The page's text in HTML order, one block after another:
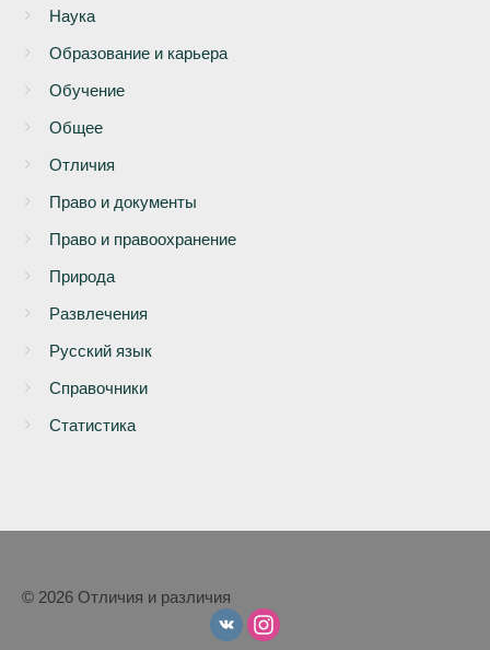
Наука
Образование и карьера
Обучение
Общее
Отличия
Право и документы
Право и правоохранение
Природа
Развлечения
Русский язык
Справочники
Статистика
© 2026 Отличия и различия